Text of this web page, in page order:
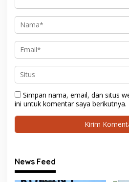
Simpan nama, email, dan situs
ini untuk komentar saya berikutnya.
News Feed